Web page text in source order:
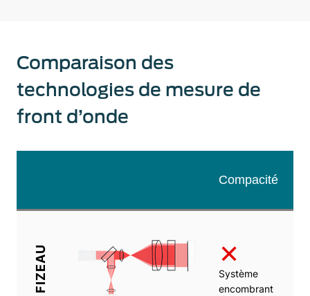
Comparaison des
technologies de mesure de
front d’onde
Compacité
FIZEAU ✕
Système
encombrant